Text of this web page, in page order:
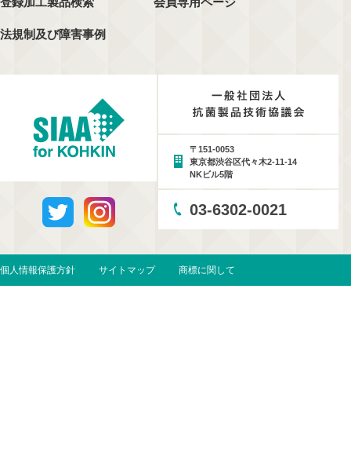
法規制及び障害事例
〒151-0053
東京都渋谷区代々木2-11-14
NKビル5階
03-6302-0021
個人情報保護方針 サイトマップ 商標に関して